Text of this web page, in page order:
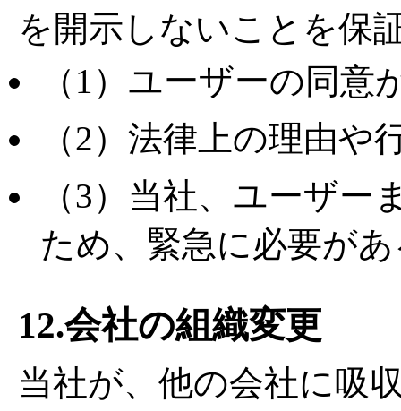
を開示しないことを保
（1）ユーザーの同意
（2）法律上の理由
（3）当社、ユーザ
ため、緊急に必要が
12.会社の組織変更
当社が、他の会社に吸